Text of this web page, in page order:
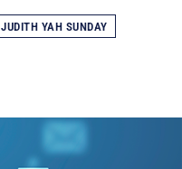
JUDITH YAH SUNDAY